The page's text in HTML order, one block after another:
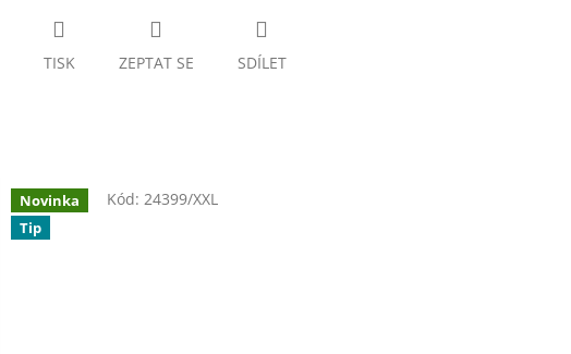
TISK ZEPTAT SE SDÍLET
Novinka
Tip
Kód: 24399/XXL